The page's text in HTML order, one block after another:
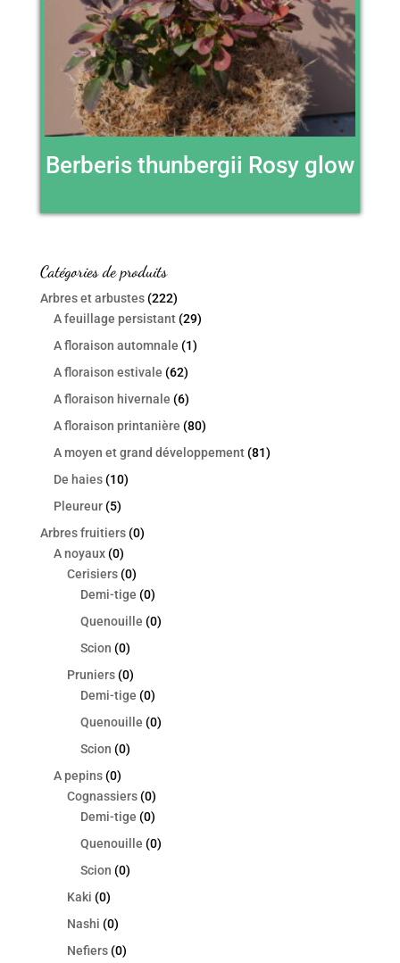
Berberis thunbergii Rosy glow
Catégories de produits
Arbres et arbustes (222)
A feuillage persistant (29)
A floraison automnale (1)
A floraison estivale (62)
A floraison hivernale (6)
A floraison printanière (80)
A moyen et grand développement (81)
De haies (10)
Pleureur (5)
Arbres fruitiers (0)
A noyaux (0)
Cerisiers (0)
Demi-tige (0)
Quenouille (0)
Scion (0)
Pruniers (0)
Demi-tige (0)
Quenouille (0)
Scion (0)
A pepins (0)
Cognassiers (0)
Demi-tige (0)
Quenouille (0)
Scion (0)
Kaki (0)
Nashi (0)
Nefiers (0)